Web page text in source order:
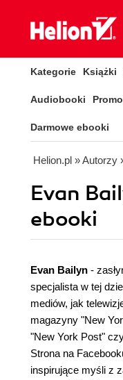
Kategorie Książki
Audiobooki
Darmowe ebooki
Helion.pl » Autorzy
Evan
ebooki
Evan Bailyn -
specjalista w tej
mediów, jak
magazyny "New
"New York Post"
Strona na
inspirujące myśli z